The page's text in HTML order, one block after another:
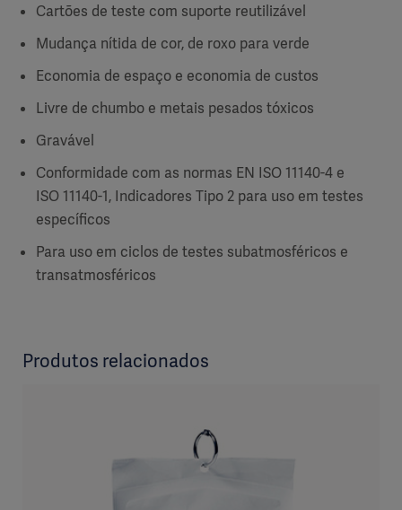
Cartões de teste com suporte reutilizável
Mudança nítida de cor, de roxo para verde
Economia de espaço e economia de custos
Livre de chumbo e metais pesados tóxicos
Gravável
Conformidade com as normas EN ISO 11140-4 e
ISO 11140-1, Indicadores Tipo 2 para uso em testes
específicos
Para uso em ciclos de testes subatmosféricos e
transatmosféricos
Produtos relacionados